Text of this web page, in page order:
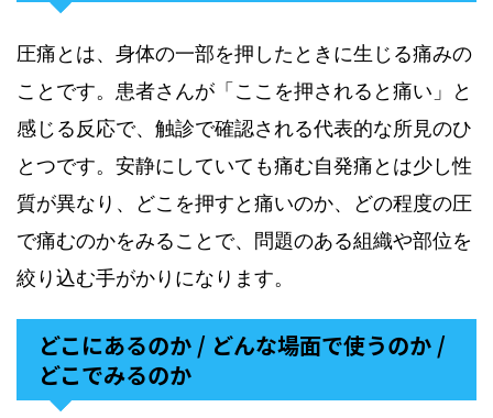
圧痛とは、身体の一部を押したときに生じる痛みの
ことです。患者さんが「ここを押されると痛い」と
感じる反応で、触診で確認される代表的な所見のひ
とつです。安静にしていても痛む自発痛とは少し性
質が異なり、どこを押すと痛いのか、どの程度の圧
で痛むのかをみることで、問題のある組織や部位を
絞り込む手がかりになります。
どこにあるのか / どんな場面で使うのか /
どこでみるのか